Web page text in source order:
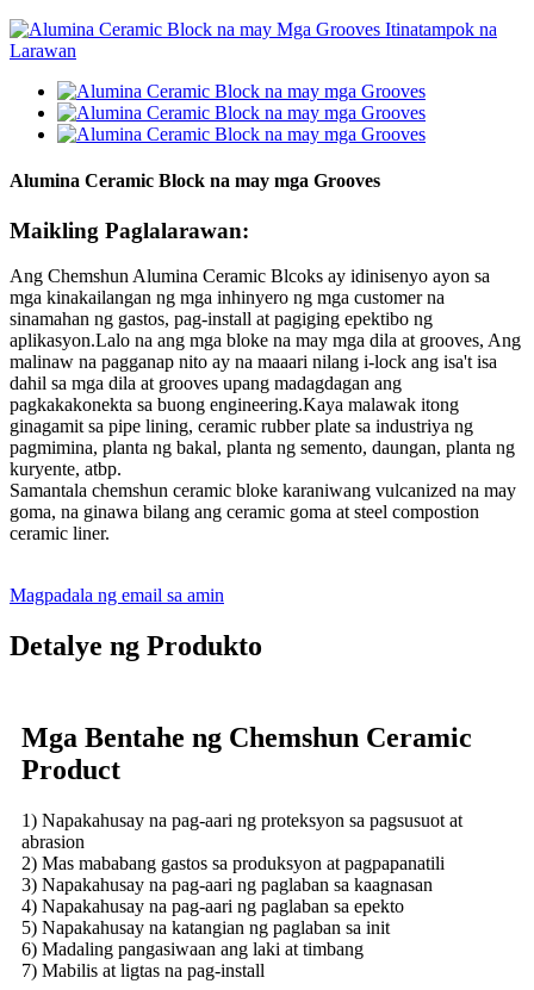
Alumina Ceramic Block na may mga Grooves
Maikling Paglalarawan:
Ang Chemshun Alumina Ceramic Blcoks ay idinisenyo ayon sa
mga kinakailangan ng mga inhinyero ng mga customer na
sinamahan ng gastos, pag-install at pagiging epektibo ng
aplikasyon.Lalo na ang mga bloke na may mga dila at grooves, Ang
malinaw na pagganap nito ay na maaari nilang i-lock ang isa't isa
dahil sa mga dila at grooves upang madagdagan ang
pagkakakonekta sa buong engineering.Kaya malawak itong
ginagamit sa pipe lining, ceramic rubber plate sa industriya ng
pagmimina, planta ng bakal, planta ng semento, daungan, planta ng
kuryente, atbp.
Samantala chemshun ceramic bloke karaniwang vulcanized na may
goma, na ginawa bilang ang ceramic goma at steel compostion
ceramic liner.
Magpadala ng email sa amin
Detalye ng Produkto
Mga Bentahe ng Chemshun Ceramic
Product
1) Napakahusay na pag-aari ng proteksyon sa pagsusuot at
abrasion
2) Mas mababang gastos sa produksyon at pagpapanatili
3) Napakahusay na pag-aari ng paglaban sa kaagnasan
4) Napakahusay na pag-aari ng paglaban sa epekto
5) Napakahusay na katangian ng paglaban sa init
6) Madaling pangasiwaan ang laki at timbang
7) Mabilis at ligtas na pag-install